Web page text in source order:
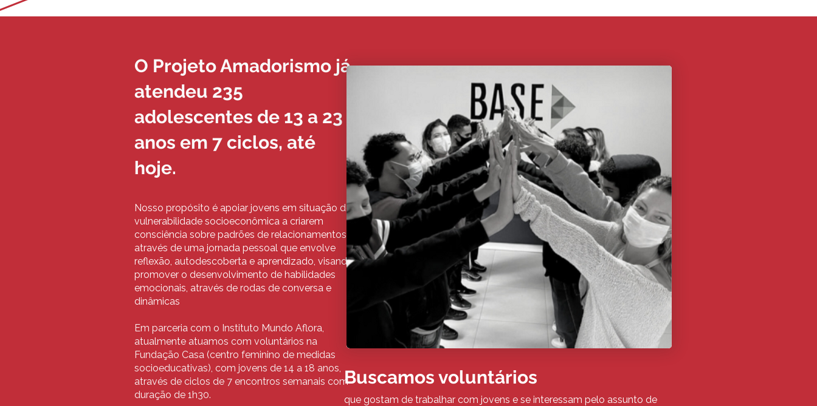
O Projeto Amadorismo já
atendeu 235
adolescentes de 13 a 23
anos em 7 ciclos, até
hoje.
Nosso propósito é apoiar jovens em situação de
vulnerabilidade socioeconômica a criarem
consciência sobre padrões de relacionamentos
através de uma jornada pessoal que envolve
reflexão, autodescoberta e aprendizado, visando
promover o desenvolvimento de habilidades
emocionais, através de rodas de conversa e
dinâmicas
Em parceria com o Instituto Mundo Aflora,
atualmente atuamos com voluntários na
Fundação Casa (centro feminino de medidas
socioeducativas), com jovens de 14 a 18 anos,
através de ciclos de 7 encontros semanais com
duração de 1h30.
Buscamos voluntários
que gostam de trabalhar com jovens e se interessam pelo assunto de